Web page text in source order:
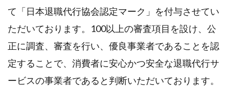
て「日本退職代行協会認定マーク」を付与させてい
ただいております。100以上の審査項目を設け、公
正に調査、審査を行い、優良事業者であることを認
定することで、消費者に安心かつ安全な退職代行サ
ービスの事業者であると判断いただいております。